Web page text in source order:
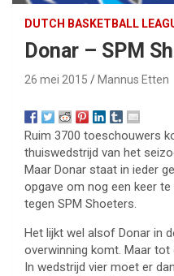
DUTCH BASKETBALL
Donar – SPM
26 mei 2015 Mannus Etten
Ruim 3700 toeschouwers
thuiswedstrijd van het
Maar Donar staat in ieder
opgave om nog een keer
tegen SPM Shoeters.
Het lijkt wel alsof Donar in
overwinning komt. Maar
In wedstrijd vier moet er